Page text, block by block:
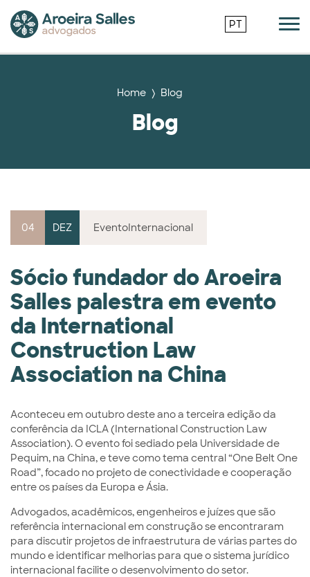
PT
Home Blog
Blog
04 DEZ EventoInternacional
Sócio fundador do Aroeira
Salles palestra em evento
da International
Construction Law
Association na China
Aconteceu em outubro deste ano a terceira edição da
conferência da ICLA (International Construction Law
Association). O evento foi sediado pela Universidade de
Pequim, na China, e teve como tema central “One Belt One
Road”, focado no projeto de conectividade e cooperação
entre os países da Europa e Ásia.
Advogados, acadêmicos, engenheiros e juízes que são
referência internacional em construção se encontraram
para discutir projetos de infraestrutura de várias partes do
mundo e identificar melhorias para que o sistema jurídico
internacional facilite o desenvolvimento do setor.